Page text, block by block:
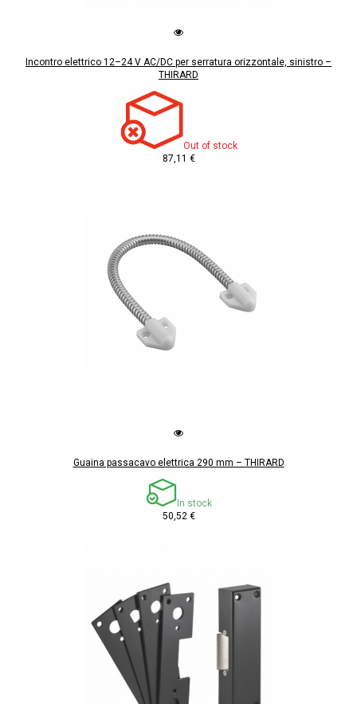
Incontro elettrico 12–24 V AC/DC per serratura orizzontale, sinistro –
THIRARD
Out of stock
87,11 €
Guaina passacavo elettrica 290 mm – THIRARD
In stock
50,52 €